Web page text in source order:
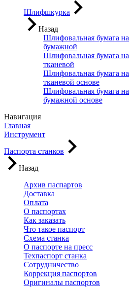
Шлифшкурка
Назад
Шлифовальная бумага на
бумажной
Шлифовальная бумага на
тканевой
Шлифовальная бумага на
тканевой основе
Шлифовальная бумага на
бумажной основе
Навигация
Главная
Инструмент
Паспорта станков
Назад
Архив паспартов
Доставка
Оплата
О паспортах
Как заказать
Что такое паспорт
Схема станка
О паспорте на пресс
Техпаспорт станка
Сотрудничество
Коррекция паспортов
Оригиналы паспортов